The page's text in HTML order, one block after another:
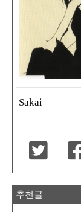
Sakai
추천글